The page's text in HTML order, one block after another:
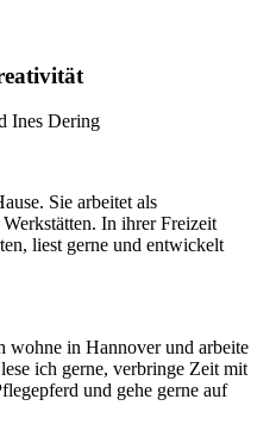
Ines Dering
Sie arbeitet als
In ihrer Freizeit
liest gerne und entwickelt
wohne in Hannover und arbeite
ich gerne, verbringe Zeit mit
und gehe gerne auf